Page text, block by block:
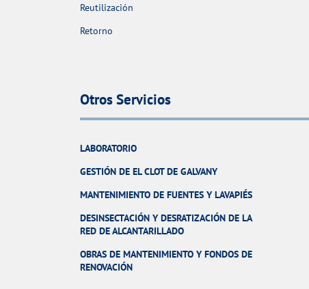
Reutilización
Retorno
Otros Servicios
LABORATORIO
GESTIÓN DE EL CLOT DE GALVANY
MANTENIMIENTO DE FUENTES Y LAVAPIÉS
DESINSECTACIÓN Y DESRATIZACIÓN DE LA
RED DE ALCANTARILLADO
OBRAS DE MANTENIMIENTO Y FONDOS DE
RENOVACIÓN